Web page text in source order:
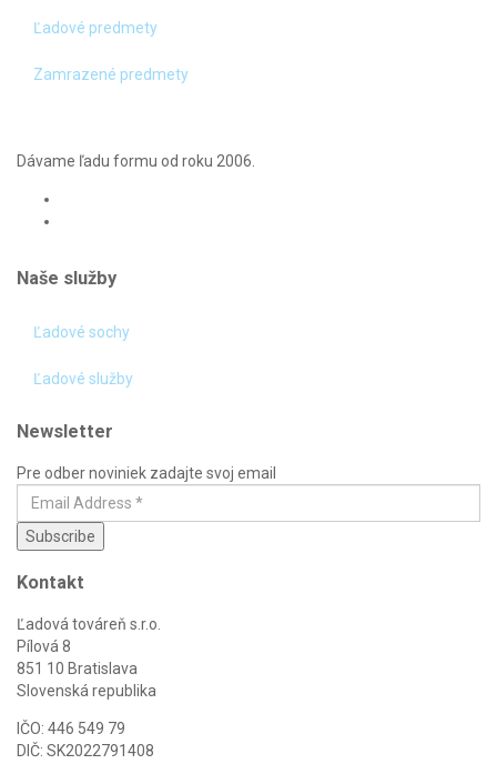
Ľadové predmety
Zamrazené predmety
Dávame ľadu formu od roku 2006.
Naše služby
Ľadové sochy
Ľadové služby
Newsletter
Pre odber noviniek zadajte svoj email
Kontakt
Ľadová továreň s.r.o.
Pílová 8
851 10 Bratislava
Slovenská republika
IČO: 446 549 79
DIČ: SK2022791408